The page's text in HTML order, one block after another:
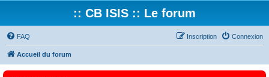
:: CB ISIS :: Le forum
FAQ Connexion
Inscription
Accueil du forum